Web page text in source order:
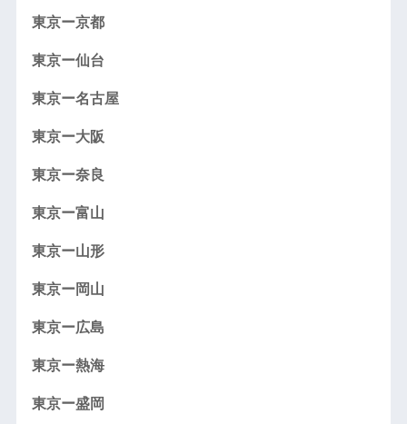
東京ー京都
東京ー仙台
東京ー名古屋
東京ー大阪
東京ー奈良
東京ー富山
東京ー山形
東京ー岡山
東京ー広島
東京ー熱海
東京ー盛岡